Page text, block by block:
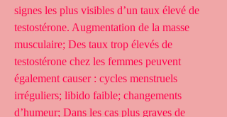
signes les plus visibles d’un taux élevé de
testostérone. Augmentation de la masse
musculaire; Des taux trop élevés de
testostérone chez les femmes peuvent
également causer : cycles menstruels
irréguliers; libido faible; changements
d’humeur; Dans les cas plus graves de